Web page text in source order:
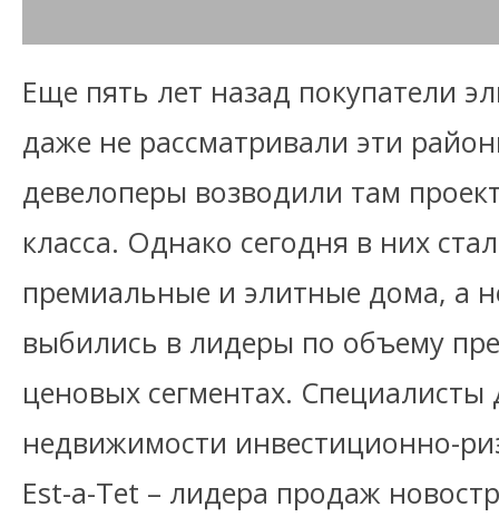
Еще пять лет назад покупатели
даже не рассматривали эти
девелоперы возводили там
класса. Однако сегодня в них
премиальные и элитные дома, а
выбились в лидеры по объему
ценовых сегментах.
недвижимости инвестиционно-
Est-a-Tet – лидера продаж